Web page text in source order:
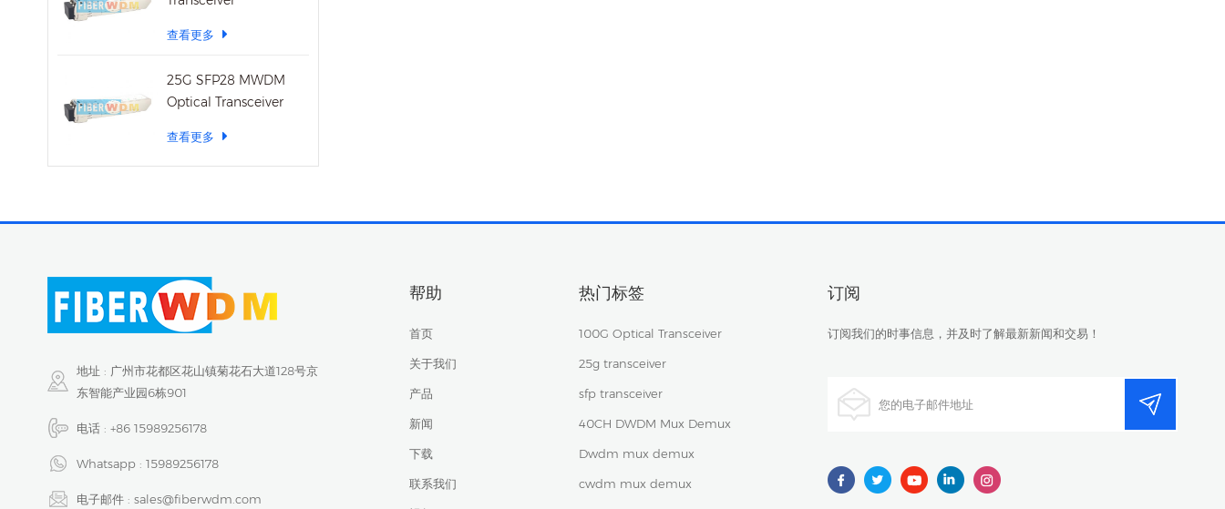
查看更多
25G SFP28 MWDM
Optical Transceiver
查看更多
地址 : 广州市花都区花山镇菊花石大道128号京
东智能产业园6栋901
电话 : +86 15989256178
Whatsapp : 15989256178
电子邮件 : sales@fiberwdm.com
帮助
首页
关于我们
产品
新闻
下载
联系我们
热门标签
100G Optical Transceiver
25g transceiver
sfp transceiver
40CH DWDM Mux Demux
Dwdm mux demux
cwdm mux demux
订阅
订阅我们的时事信息，并及时了解最新新闻和交易！